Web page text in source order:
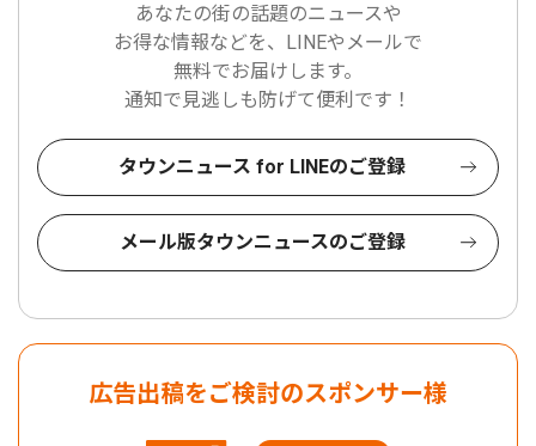
あなたの街の話題のニュースや
お得な情報などを、LINEやメールで
無料でお届けします。
通知で見逃しも防げて便利です！
タウンニュース for LINEのご登録
メール版タウンニュースのご登録
広告出稿をご検討のスポンサー様